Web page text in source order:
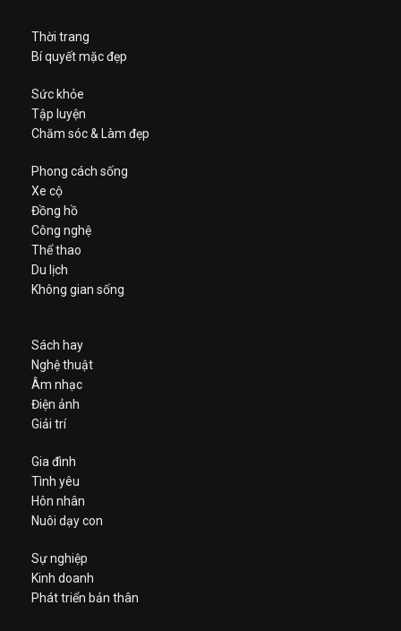
Thời trang
Bí quyết mặc đẹp
Sức khỏe
Tập luyện
Chăm sóc & Làm đẹp
Phong cách sống
Xe cộ
Đồng hồ
Công nghệ
Thể thao
Du lịch
Không gian sống
Sách hay
Nghệ thuật
Âm nhạc
Điện ảnh
Giải trí
Gia đình
Tình yêu
Hôn nhân
Nuôi dạy con
Sự nghiệp
Kinh doanh
Phát triển bản thân